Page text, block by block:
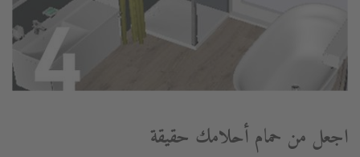
اجعل من حمام أحلامك حقيقة